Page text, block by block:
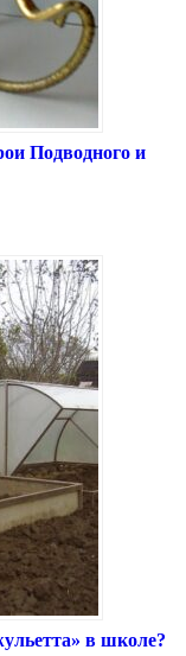
Подводного и
в школе?